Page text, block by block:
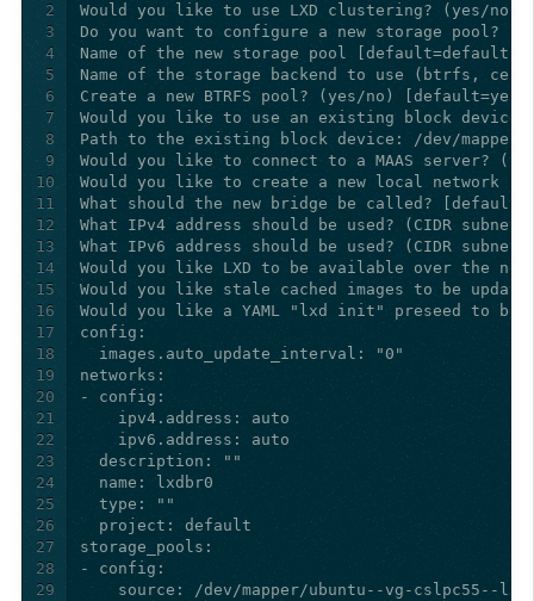
2
3
4
5
6
7
8
9
10
11
12
13
14
15
16
17
18
19
20
21
22
23
24
25
26
27
28
29